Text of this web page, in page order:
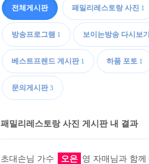
전체게시판 패밀리레스토랑 사진 1
방송프로그램 1 보이는방송 다시보기
베스트프렌드 게시판 1 하품 포토 1
문의게시판 3
패밀리레스토랑 사진 게시판 내 결과
초대손님 가수 오은 영 자매님과 함께